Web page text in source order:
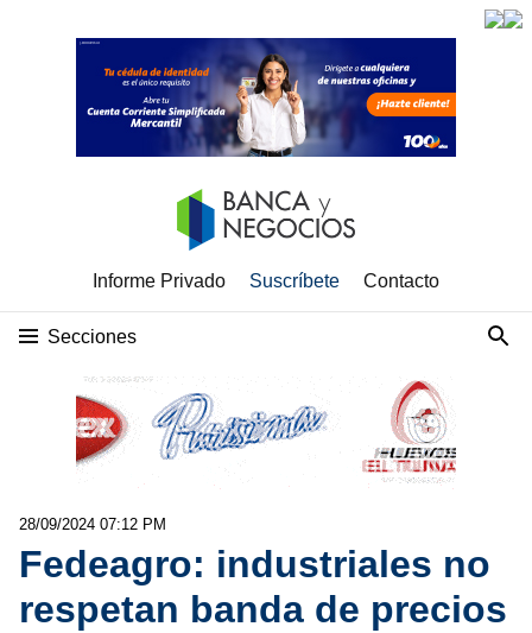
Informe Privado Suscríbete Contacto
Secciones
28/09/2024 07:12 PM
Fedeagro: industriales no
respetan banda de precios